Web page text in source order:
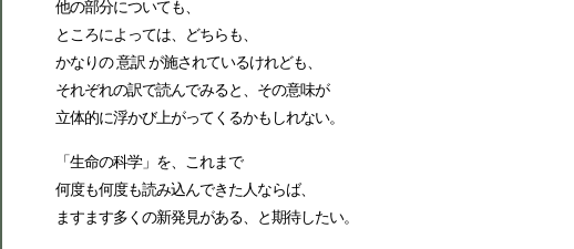
他の部分についても、
ところによっては、どちらも、
かなりの 意訳 が施されているけれども、
それぞれの訳で読んでみると、その意味が
立体的に浮かび上がってくるかもしれない。
「生命の科学」を、これまで
何度も何度も読み込んできた人ならば、
ますます多くの新発見がある、と期待したい。